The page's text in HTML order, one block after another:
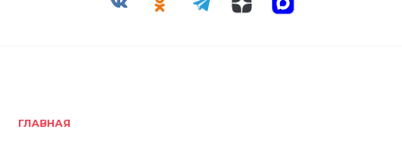
ГЛАВНАЯ